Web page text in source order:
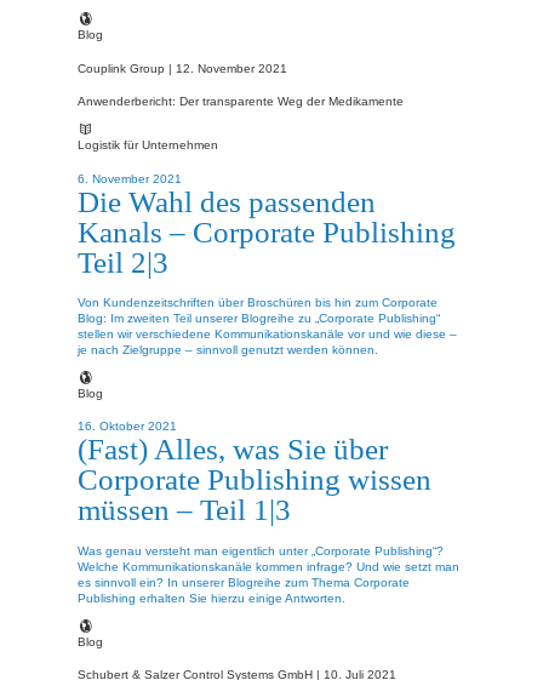
Blog
Couplink Group | 12. November 2021
Anwenderbericht: Der transparente Weg der Medikamente
Logistik für Unternehmen
6. November 2021
Die Wahl des passenden
Kanals – Corporate Publishing
Teil 2|3
Von Kundenzeitschriften über Broschüren bis hin zum Corporate
Blog: Im zweiten Teil unserer Blogreihe zu „Corporate Publishing“
stellen wir verschiedene Kommunikationskanäle vor und wie diese –
je nach Zielgruppe – sinnvoll genutzt werden können.
Blog
16. Oktober 2021
(Fast) Alles, was Sie über
Corporate Publishing wissen
müssen – Teil 1|3
Was genau versteht man eigentlich unter „Corporate Publishing“?
Welche Kommunikationskanäle kommen infrage? Und wie setzt man
es sinnvoll ein? In unserer Blogreihe zum Thema Corporate
Publishing erhalten Sie hierzu einige Antworten.
Blog
Schubert & Salzer Control Systems GmbH | 10. Juli 2021